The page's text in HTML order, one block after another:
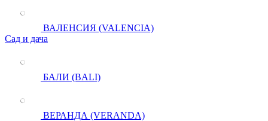
ВАЛЕНСИЯ (VALENCIA)
Сад и дача
БАЛИ (BALI)
ВЕРАНДА (VERANDA)